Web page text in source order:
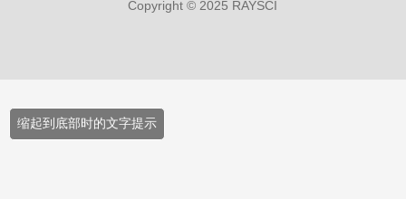
Copyright © 2025 RAYSCI
缩起到底部时的文字提示